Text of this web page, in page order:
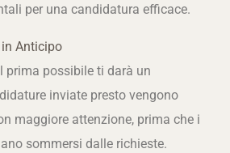
per una candidatura efficace.
in Anticipo
prima possibile ti darà un
inviate presto vengono
maggiore attenzione, prima che i
sommersi dalle richieste.